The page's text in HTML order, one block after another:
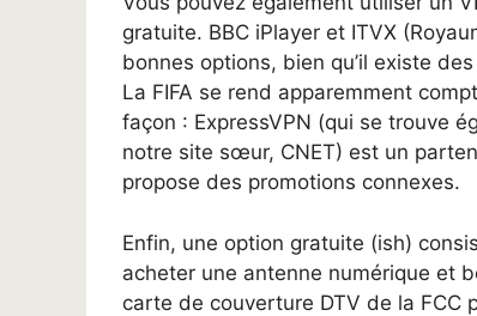
gratuite. BBC iPlayer et ITVX
bonnes options, bien qu’il existe
La FIFA se rend apparemment
façon : ExpressVPN (qui se trouve
notre site sœur, CNET) est un
propose des promotions connexes.
Enfin, une option gratuite (ish)
acheter une antenne numérique et
carte de couverture DTV de la FCC